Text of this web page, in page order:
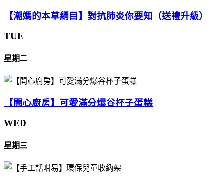
【潮媽的本草綱目】對抗肺炎你要知（送禮升級）
TUE
星期二
【開心廚房】可愛滿分爆谷杯子蛋糕
WED
星期三